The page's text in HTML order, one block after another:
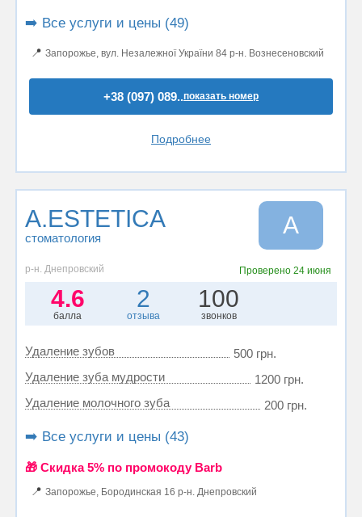
➡️ Все услуги и цены (49)
📍 Запорожье, вул. Незалежної України 84 р-н. Вознесеновский
+38 (097) 089..показать номер
Подробнее
A.ESTETICA
стоматология A
р-н. Днепровский Проверено 24 июня
4.6
балла
2
отзыва
100
звонков
Удаление зубов
500 грн.
Удаление зуба мудрости
1200 грн.
Удаление молочного зуба
200 грн.
➡️ Все услуги и цены (43)
🎁 Cкидка 5% по промокоду Barb
📍 Запорожье, Бородинская 16 р-н. Днепровский